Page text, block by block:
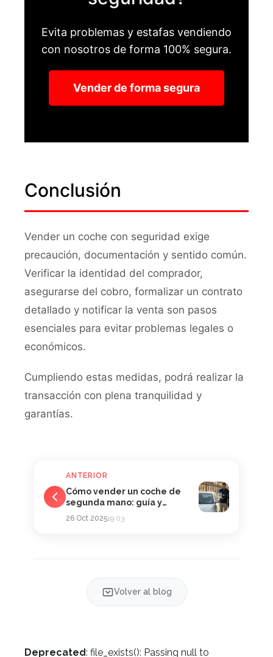
Evita problemas y estafas vendiendo
con nosotros de forma 100% segura.
Vender de forma segura
Conclusión
Vender un coche con seguridad exige
precaución, documentación y sentido común.
Verificar la identidad del comprador,
asegurarse del cobro, formalizar un contrato
detallado y notificar la venta son pasos
esenciales para evitar problemas legales o
económicos.
Cumpliendo estas medidas, podrá realizar la
transacción con plena tranquilidad y
garantías.
ANTERIOR
Cómo vender un coche de
segunda mano: guía y
consejos
26 Oct 202519:03
Volver al blog
Deprecated: file_exists(): Passing null to